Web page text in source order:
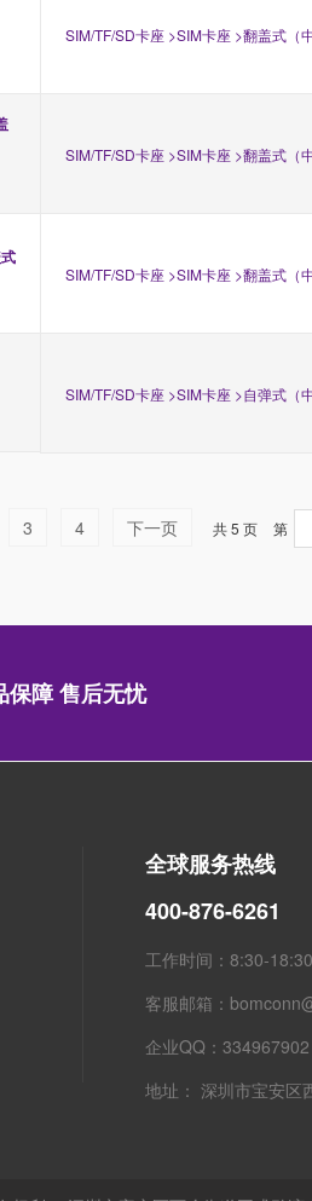
SIM/TF/SD卡座 >SIM卡座 >翻盖式（中
SIM/TF/SD卡座 >SIM卡座 >翻盖式（中
SIM/TF/SD卡座 >SIM卡座 >翻盖式（中
SIM/TF/SD卡座 >SIM卡座 >自弹式（中
3 4 下一页 共 5 页 第
保障 售后无忧
全球服务热线
400-876-6261
工作时间：8:30-
客服邮箱：
企业QQ：334967902
地址： 深圳市宝安区
粤ICP备2021134623号